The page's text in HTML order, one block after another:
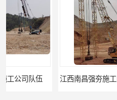
江西南昌强夯施工队伍公司 -湖南业峻强夯基础工程